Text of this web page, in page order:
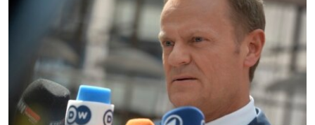
СПЕЦПРОЕКТИ
ДЕПОРТАЦІЯ
ВІДЕОУРОКИ «ELIFBE»
СВІДЧЕННЯ ОКУПАЦІЇ
УКРАЇНСЬКА ПРОБЛЕМА КРИМУ
ЯК ОБІЙТИ БЛОКУВАННЯ
Русский
Qırımtatar